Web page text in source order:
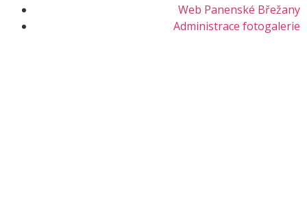
Web Panenské Břežany
Administrace fotogalerie